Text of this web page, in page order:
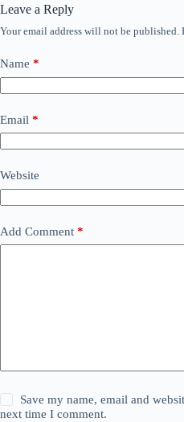
Leave a Reply
Your email address will not be published.
Name *
Email *
Website
Add Comment *
Save my name, email and
next time I comment.